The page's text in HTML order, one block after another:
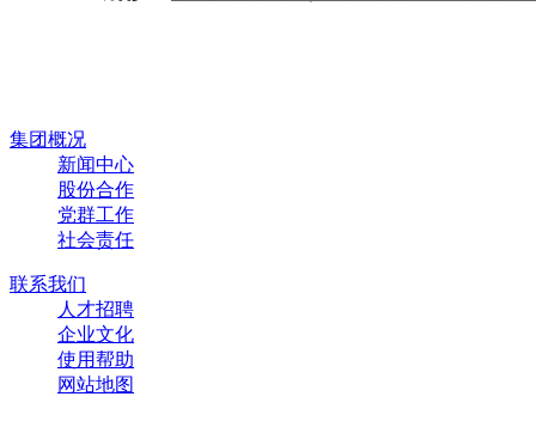
集团概况
新闻中心
股份合作
党群工作
社会责任
联系我们
人才招聘
企业文化
使用帮助
网站地图